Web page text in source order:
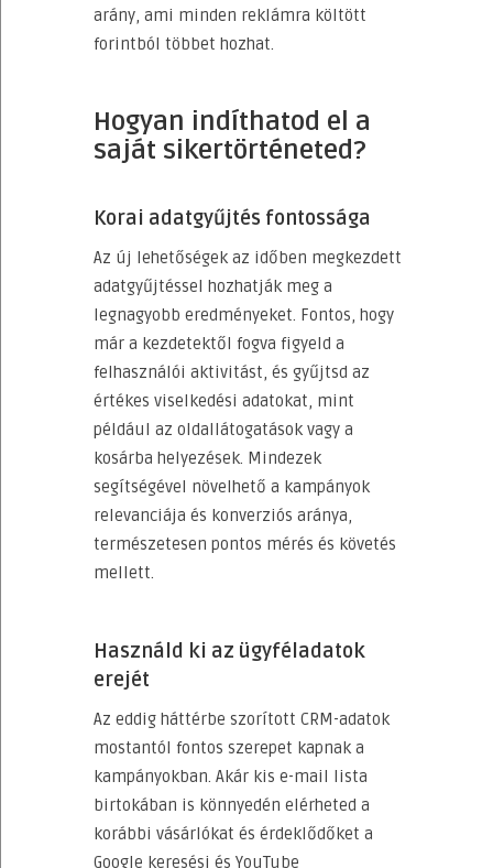
arány, ami minden reklámra költött
forintból többet hozhat.
Hogyan indíthatod el a
saját sikertörténeted?
Korai adatgyűjtés fontossága
Az új lehetőségek az időben megkezdett
adatgyűjtéssel hozhatják meg a
legnagyobb eredményeket. Fontos, hogy
már a kezdetektől fogva figyeld a
felhasználói aktivitást, és gyűjtsd az
értékes viselkedési adatokat, mint
például az oldallátogatások vagy a
kosárba helyezések. Mindezek
segítségével növelhető a kampányok
relevanciája és konverziós aránya,
természetesen pontos mérés és követés
mellett.
Használd ki az ügyféladatok
erejét
Az eddig háttérbe szorított CRM-adatok
mostantól fontos szerepet kapnak a
kampányokban. Akár kis e-mail lista
birtokában is könnyedén elérheted a
korábbi vásárlókat és érdeklődőket a
Google keresési és YouTube